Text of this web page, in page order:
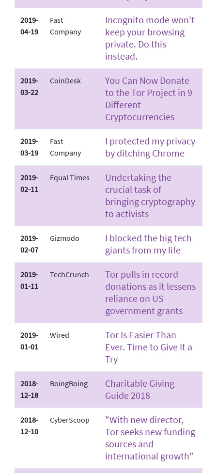
2019-
04-19
Fast
Company
Incognito mode won't
keep your browsing
private. Do this
instead.
2019-
03-22
CoinDesk
You Can Now Donate
to the Tor Project in 9
Different
Cryptocurrencies
2019-
03-19
Fast
Company
I protected my privacy
by ditching Chrome
2019-
02-11
Equal Times
Undertaking the
crucial task of
bringing cryptography
to activists
2019-
02-07
Gizmodo
I blocked the big tech
giants from my life
2019-
01-11
TechCrunch
Tor pulls in record
donations as it lessens
reliance on US
government grants
2019-
01-01
Wired
Tor Is Easier Than
Ever. Time to Give It a
Try
2018-
12-18
BoingBoing
Charitable Giving
Guide 2018
2018-
12-10
CyberScoop
"With new director,
Tor seeks new funding
sources and
international growth"